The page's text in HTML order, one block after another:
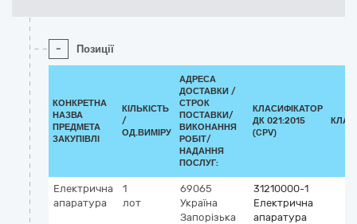
- Позиції
КОНКРЕТНА
НАЗВА
ПРЕДМЕТА
ЗАКУПІВЛІ
КІЛЬКІСТЬ
/
ОД.ВИМІРУ
АДРЕСА
ДОСТАВКИ /
СТРОК
ПОСТАВКИ/
ВИКОНАННЯ
РОБІТ/
НАДАННЯ
ПОСЛУГ:
КЛАСИФІКАТОР
ДК 021:2015
(CPV)
Електрична
апаратура
1
лот
69065
Україна
Запорізька
31210000-1
Електрична
апаратура